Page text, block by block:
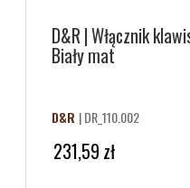
D&R | Włącznik
Biały mat
D&R | DR_110.002
231,59 zł